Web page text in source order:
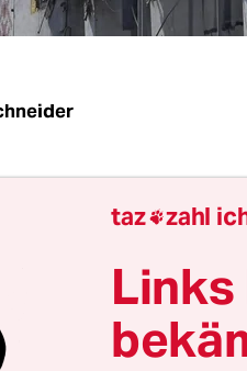
mit
mit
Krisenmanagement
für die taz.
taz zahl